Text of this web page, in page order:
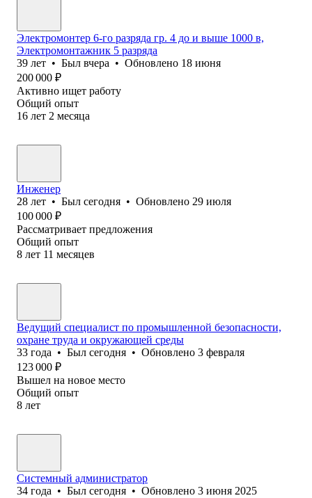
Электромонтер 6-го разряда гр. 4 до и выше 1000 в,
Электромонтажник 5 разряда
39 лет • Был вчера • Обновлено 18 июня
200 000 ₽
Активно ищет работу
Общий опыт
16 лет 2 месяца
Инженер
28 лет • Был сегодня • Обновлено 29 июля
100 000 ₽
Рассматривает предложения
Общий опыт
8 лет 11 месяцев
Ведущий специалист по промышленной безопасности,
охране труда и окружающей среды
33 года • Был сегодня • Обновлено 3 февраля
123 000 ₽
Вышел на новое место
Общий опыт
8 лет
Системный администратор
34 года • Был сегодня • Обновлено 3 июня 2025